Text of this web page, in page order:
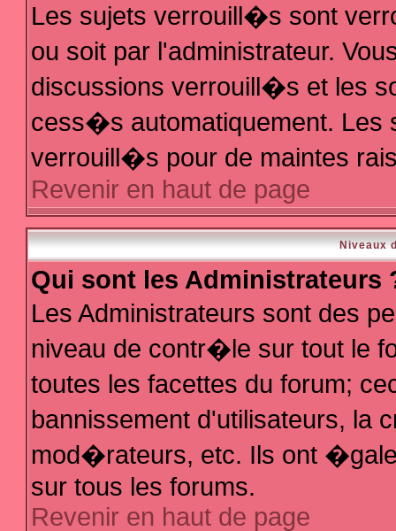
Les sujets verrouill�s sont
ou soit par l'administrateur.
discussions verrouill�s et les
cess�s automatiquement.
verrouill�s pour de maintes
Revenir en haut de page
Niveaux
Qui sont les Administrateurs
Les Administrateurs sont des
niveau de contr�le sur tout le
toutes les facettes du forum;
bannissement d'utilisateurs, la
mod�rateurs, etc. Ils ont
sur tous les forums.
Revenir en haut de page